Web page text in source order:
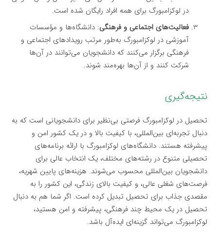
در لوکزامبورگ برای همه افراد رایگان شده است.
فعالیت‌های اجتماعی و فرهنگی: دانشگاه‌ها و مؤسسات
آموزشی در لوکزامبورگ به‌طور مرتب رویدادهای اجتماعی و
فرهنگی برگزار می‌کنند که دانشجویان می‌توانند در آن‌ها
شرکت کنند و از آن‌ها بهره‌مند شوند.
نتیجه‌گیری
تحصیل در لوکزامبورگ فرصتی بی‌نظیر برای دانشجویانی است که به
دنبال تجربه‌ای بین‌المللی، با کیفیت بالا و در یک کشور امن و
پیشرفته هستند. دانشگاه‌های لوکزامبورگ با ارائه برنامه‌های
تحصیلی متنوع در رشته‌های مختلف، یک انتخاب عالی برای
دانشجویان بین‌المللی محسوب می‌شوند. هزینه‌های پایین شهریه،
فرصت‌های شغلی عالی، و کیفیت بالای زندگی، این کشور را به
مقصدی جذاب برای تحصیل تبدیل کرده است. اگر شما هم به دنبال
تحصیل در یک محیط چند فرهنگی، پیشرفته و امن هستید،
لوکزامبورگ می‌تواند گزینه‌ای ایده‌آل باشد.